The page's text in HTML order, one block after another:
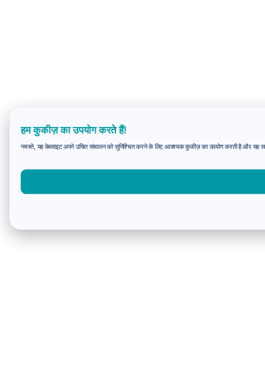
हम कुकीज़ का उपयोग करते हैं!
नमस्ते, यह वेबसाइट अपने उचित संचालन को सुनिश्चित करने के लिए आवश्यक कुकीज़ का उपयोग करती है और यह